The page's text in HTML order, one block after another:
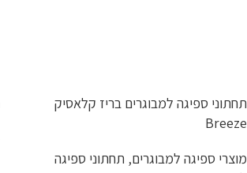
תחתוני ספיגה למבוגרים בריז קלאסיק
Breeze
מוצרי ספיגה למבוגרים, תחתוני ספיגה